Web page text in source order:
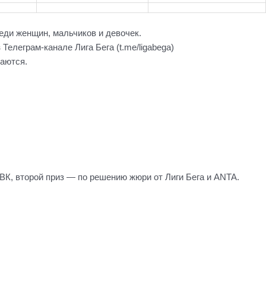
женщин, мальчиков и девочек.
канале Лига Бега (t.me/ligabega)
второй приз — по решению жюри от Лиги Бега и ANTA.